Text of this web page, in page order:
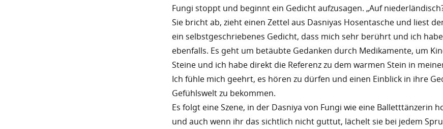
Fungi stoppt und beginnt ein Gedicht aufzusagen. „Auf
Sie bricht ab, zieht einen Zettel aus Dasniyas Hosentasche und liest
ein selbstgeschriebenes Gedicht, dass mich sehr berührt und ich
ebenfalls. Es geht um betäubte Gedanken durch Medikamente, um
Steine und ich habe direkt die Referenz zu dem warmen Stein in
Ich fühle mich geehrt, es hören zu dürfen und einen Einblick in ihre
Gefühlswelt zu bekommen.
Es folgt eine Szene, in der Dasniya von Fungi wie eine Balletttänzerin
und auch wenn ihr das sichtlich nicht guttut, lächelt sie bei jedem